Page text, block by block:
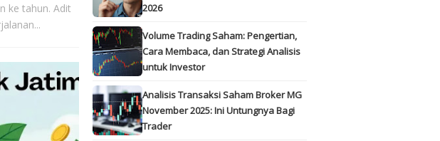
ke tahun. Adit
2026
Volume Trading Saham: Pengertian,
Cara Membaca, dan Strategi Analisis
untuk Investor
Analisis Transaksi Saham Broker MG
November 2025: Ini Untungnya Bagi
Trader